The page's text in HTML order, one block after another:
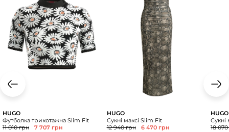
HUGO
Футболка трикотажна Slim Fit
11 010 грн
7 707 грн
HUGO
Сукні максі Slim Fit
12 940 грн
6 470 грн
HUGO
Сукні
18